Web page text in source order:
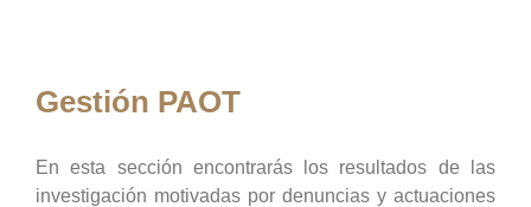
Gestión PAOT
En esta sección encontrarás los resultados de las
investigación motivadas por denuncias y actuaciones